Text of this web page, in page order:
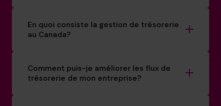
En quoi consiste la gestion de trésorerie
au Canada?
Comment puis-je améliorer les flux de
trésorerie de mon entreprise?